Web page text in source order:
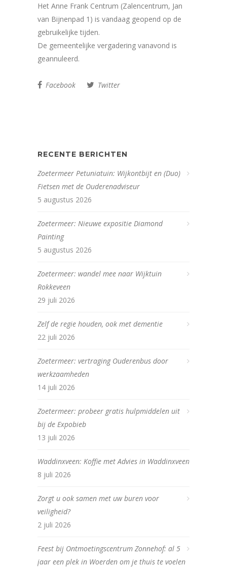
Het Anne Frank Centrum (Zalencentrum, Jan
van Bijnenpad 1) is vandaag geopend op de
gebruikelijke tijden.
De gemeentelijke vergadering vanavond is
geannuleerd.
Facebook Twitter
RECENTE BERICHTEN
Zoetermeer Petuniatuin: Wijkontbijt en (Duo)
Fietsen met de Ouderenadviseur
5 augustus 2026
Zoetermeer: Nieuwe expositie Diamond
Painting
5 augustus 2026
Zoetermeer: wandel mee naar Wijktuin
Rokkeveen
29 juli 2026
Zelf de regie houden, ook met dementie
22 juli 2026
Zoetermeer: vertraging Ouderenbus door
werkzaamheden
14 juli 2026
Zoetermeer: probeer gratis hulpmiddelen uit
bij de Expobieb
13 juli 2026
Waddinxveen: Koffie met Advies in Waddinxveen
8 juli 2026
Zorgt u ook samen met uw buren voor
veiligheid?
2 juli 2026
Feest bij Ontmoetingscentrum Zonnehof: al 5
jaar een plek in Woerden om je thuis te voelen